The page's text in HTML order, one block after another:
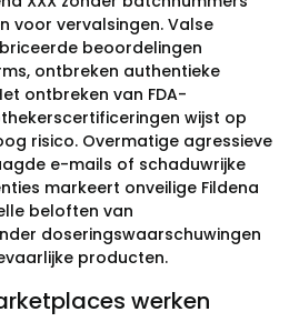
voor vervalsingen. Valse
beoordelingen
ontbreken authentieke
ontbreken van FDA-
wijst op
risico. Overmatige agressieve
e-mails of schaduwrijke
markeert onveilige Fildena
beloften van
doseringswaarschuwingen
producten.
werken